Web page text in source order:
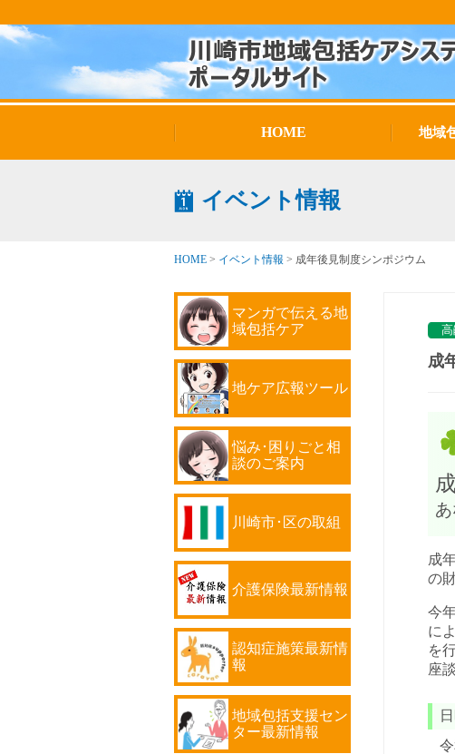
HOME 地域
イベント情報
HOME > イベント情報 > 成年後見制度シンポジウム
マンガで伝える地
域包括ケア
地ケア広報ツール
悩み･困りごと相
談のご案内
川崎市･区の取組
介護保険最新情報
認知症施策最新情
報
地域包括支援セン
ター最新情報
成
成
の
今
に
を
座